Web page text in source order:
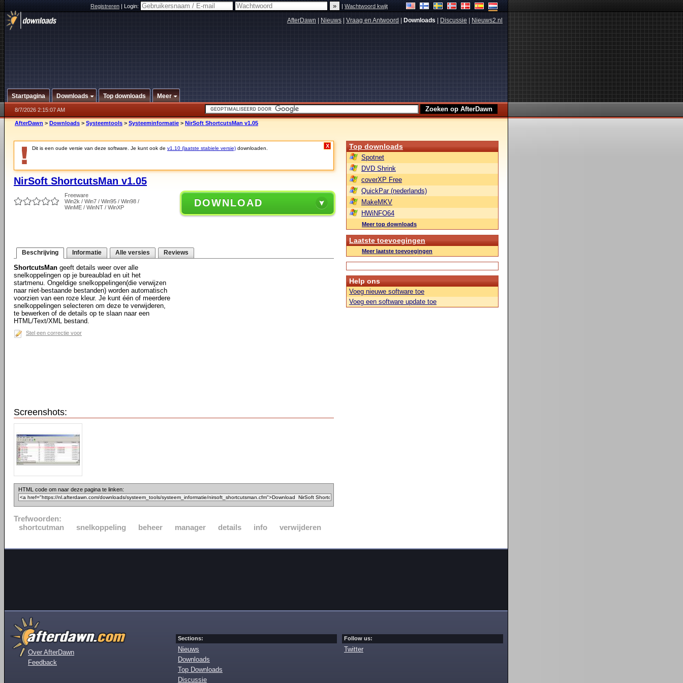
Registreren|Login: |Wachtwoord kwijt
AfterDawn Nieuws Vraag en Antwoord Downloads Discussie Nieuws2.nl
Startpagina Downloads Top downloads Meer
8/7/2026 2:15:07 AM
AfterDawn > Downloads > Systeemtools > Systeeminformatie > NirSoft ShortcutsMan v1.05
Dit is een oude versie van deze software. Je kunt ook de v1.10 (laatste stabiele versie) downloaden. X
NirSoft ShortcutsMan v1.05
Freeware
Win2k / Win7 / Win95 / Win98 /
WinME / WinNT / WinXP
DOWNLOAD
Beschrijving Informatie Alle versies Reviews
ShortcutsMan geeft details weer over alle
snelkoppelingen op je bureaublad en uit het
startmenu. Ongeldige snelkoppelingen(die verwijzen
naar niet-bestaande bestanden) worden automatisch
voorzien van een roze kleur. Je kunt één of meerdere
snelkoppelingen selecteren om deze te verwijderen,
te bewerken of de details op te slaan naar een
HTML/Text/XML bestand.
Stel een correctie voor
Screenshots:
HTML code om naar deze pagina te linken:
Trefwoorden:
shortcutman
snelkoppeling beheer manager details info verwijderen
Top downloads
Spotnet
DVD Shrink
coverXP Free
QuickPar (nederlands)
MakeMKV
HWiNFO64
Meer top downloads
Laatste toevoegingen
Meer laatste toevoegingen
Help ons
Voeg nieuwe software toe
Voeg een software update toe
Over AfterDawn
Feedback
Sections:
Nieuws
Downloads
Top Downloads
Discussie
Follow us:
Twitter